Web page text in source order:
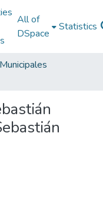
All of
DSpace
Statistics